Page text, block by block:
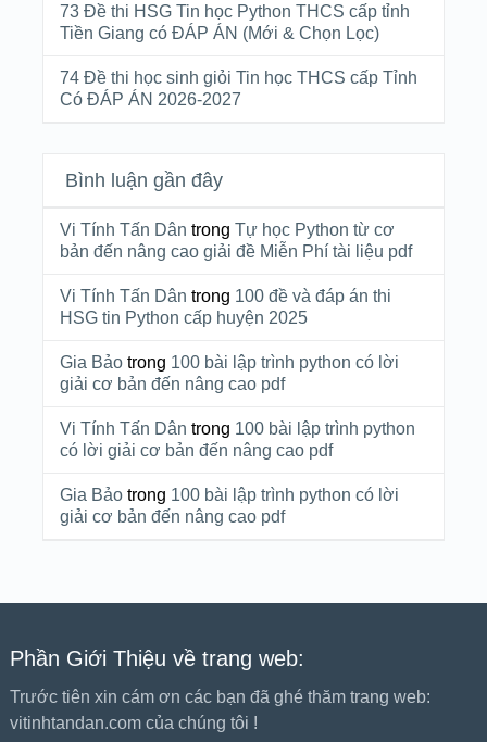
73 Đề thi HSG Tin học Python THCS cấp tỉnh
Tiền Giang có ĐÁP ÁN (Mới & Chọn Lọc)
74 Đề thi học sinh giỏi Tin học THCS cấp Tỉnh
Có ĐÁP ÁN 2026-2027
Bình luận gần đây
Vi Tính Tấn Dân trong Tự học Python từ cơ
bản đến nâng cao giải đề Miễn Phí tài liệu pdf
Vi Tính Tấn Dân trong 100 đề và đáp án thi
HSG tin Python cấp huyện 2025
Gia Bảotrong 100 bài lập trình python có lời
giải cơ bản đến nâng cao pdf
Vi Tính Tấn Dân trong 100 bài lập trình python
có lời giải cơ bản đến nâng cao pdf
Gia Bảotrong 100 bài lập trình python có lời
giải cơ bản đến nâng cao pdf
Phần Giới Thiệu về trang web:
Trước tiên xin cám ơn các bạn đã ghé thăm trang web:
vitinhtandan.com của chúng tôi !